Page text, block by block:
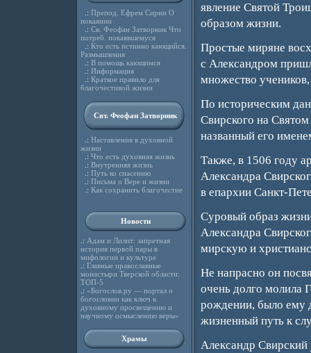
.: Препод. Ефрем Сирин О
покаянии
.: Св. Феофан Затворник Что
потреб. покаявшемуся
.: Кто есть истинно кающийся.
Размышления
.: В помощь кающимся
.: Информация
.: Краткое правило для
благочестивой жизни
Свт. Феофан Затворник
.: Наставления в духовной
жизни
.: Что есть духовная жизнь
.: Внутренняя жизнь
.: Путь ко спасению
.: Письма о Вере и жизни
.: Как сохранить благочестие
Новости
.: Адам и Лилит: запретная
история первой пары в
мифологии и культуре
.: Главные православные
монастыри Тверской области:
ТОП-5
.: «Богослов.ру — портал о
богословии как ключ к
духовному просвещению и
научному осмыслению веры»
Храмы
явление Святой
образом жизни.
Простые миряне
с Александром
множество
По историческим
Свирского на
названный его
Также, в 1506 году
Александра
в епархии Санкт-
Суровый образ жизни
Александра
мирскую и
Не напрасно он
очень долго молила
рождении, было ему
жизненный путь к
Александр